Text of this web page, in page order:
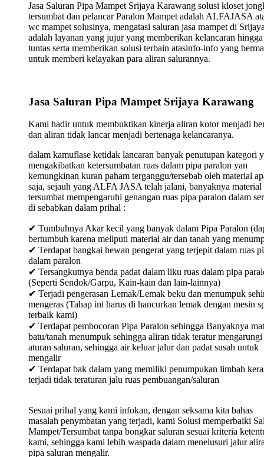
Jasa Saluran Pipa Mampet Srijaya Karawang solusi kloset
tersumbat dan pelancar Paralon Mampet adalah ALFAJASA
wc mampet solusinya, mengatasi saluran jasa mampet di
adalah layanan yang jujur yang memberikan kelancaran hingga
tuntas serta memberikan solusi terbain atasinfo-info yang
untuk memberi kelayakan para aliran salurannya.
Jasa Saluran Pipa Mampet Srijaya Karawang
Kami hadir untuk membuktikan kinerja aliran kotor menjadi
dan aliran tidak lancar menjadi bertenaga kelancaranya.
dalam kamuflase ketidak lancaran banyak penutupan kategori
mengakibatkan ketersumbatan ruas dalam pipa paralon yan
kemungkinan kuran paham terganggu/tersebab oleh material
saja, sejauh yang ALFA JASA telah jalani, banyaknya material
tersumbat mempengaruhi genangan ruas pipa paralon dalam
di sebabkan dalam prihal :
✔ Tumbuhnya Akar kecil yang banyak dalam Pipa Paralon
bertumbuh karena meliputi material air dan tanah yang
✔ Terdapat bangkai hewan pengerat yang terjepit dalam ruas
dalam paralon
✔ Tersangkutnya benda padat dalam liku ruas dalam pipa
(Seperti Sendok/Garpu, Kain-kain dan lain-lainnya)
✔ Terjadi pengerasan Lemak/Lemak beku dan menumpuk
mengeras (Tahap ini harus di hancurkan lemak dengan mesin
terbaik kami)
✔ Terdapat pembocoran Pipa Paralon sehingga Banyaknya
batu/tanah menumpuk sehingga aliran tidak teratur mengarungi
aturan saluran, sehingga air keluar jalur dan padat susah untuk
mengalir
✔ Terdapat bak dalam yang memiliki penumpukan limbah
terjadi tidak teraturan jalu ruas pembuangan/saluran
Sesuai prihal yang kami infokan, dengan seksama kita bahas
masalah penymbatan yang terjadi, kami Solusi memperbaiki
Mampet/Tersumbat tanpa bongkar saluran sesuai kriteria
kami, sehingga kami lebih waspada dalam menelusuri jalur
pipa saluran mengalir.